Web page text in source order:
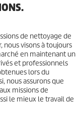
de nettoyage de
nous visons à toujours
en maintenant un
et professionnels
lors du
nous assurons que
missions de
le mieux le travail de